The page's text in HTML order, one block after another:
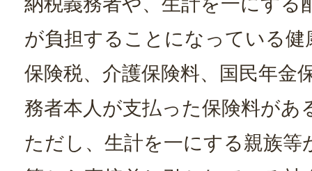
が負担することになっている健
保険税、介護保険料、国民年金
務者本人が支払った保険料があ
ただし、生計を一にする親族等